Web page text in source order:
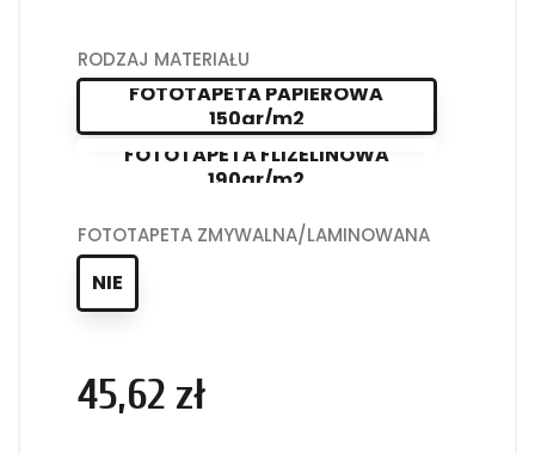
RODZAJ MATERIAŁU
FOTOTAPETA PAPIEROWA
150gr/m2
FOTOTAPETA FLIZELINOWA
190gr/m2
FOTOTAPETA ZMYWALNA/LAMINOWANA
NIE
45,62 zł